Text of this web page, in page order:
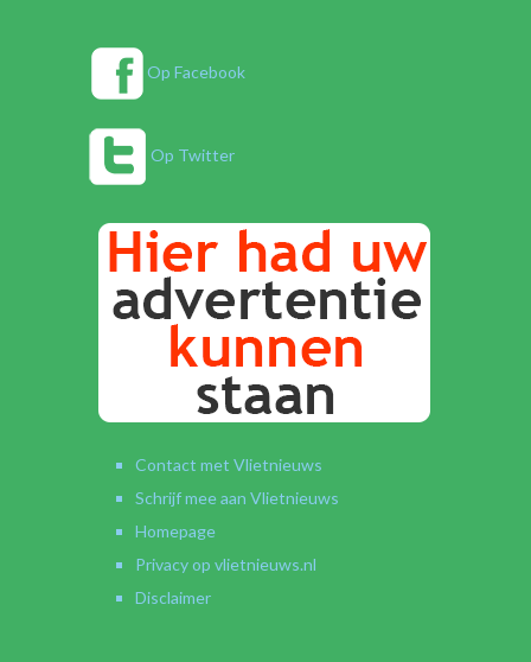
Op Facebook
Op Twitter
Contact met Vlietnieuws
Schrijf mee aan Vlietnieuws
Homepage
Privacy op vlietnieuws.nl
Disclaimer